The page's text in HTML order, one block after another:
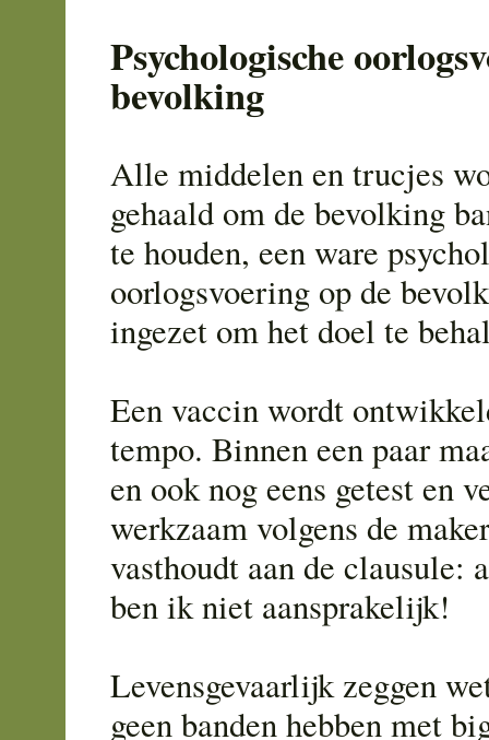
Psychologische
bevolking
Alle middelen en trucjes
gehaald om de bevolking
te houden, een ware
oorlogsvoering op de
ingezet om het doel te
Een vaccin wordt
tempo. Binnen een paar
en ook nog eens getest en
werkzaam volgens de
vasthoudt aan de clausule:
ben ik niet aansprakelijk!
Levensgevaarlijk zeggen
geen banden hebben met